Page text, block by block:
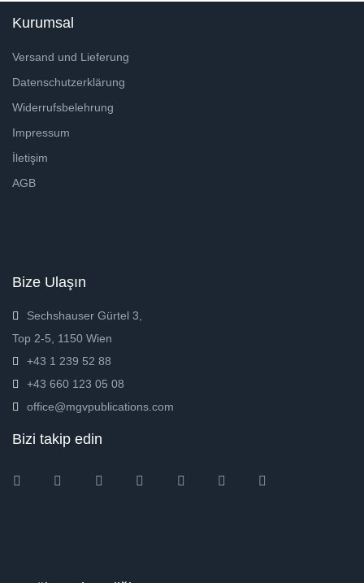
Kurumsal
Versand und Lieferung
Datenschutzerklärung
Widerrufsbelehrung
Impressum
İletişim
AGB
Bize Ulaşın
Sechshauser Gürtel 3,
Top 2-5, 1150 Wien
+43 1 239 52 88
+43 660 123 05 08
office@mgvpublications.com
Bizi takip edin
InstagramFacebookTwitter Amazon Pinterest